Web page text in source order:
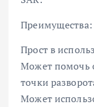
Преимущества:
Прост в
Может помочь
точки
Может